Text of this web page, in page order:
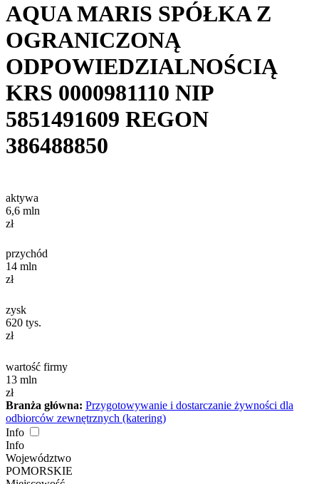
AQUA MARIS SPÓŁKA Z
OGRANICZONĄ
ODPOWIEDZIALNOŚCIĄ
KRS 0000981110 NIP
5851491609 REGON
386488850
aktywa
6,6 mln
zł
przychód
14 mln
zł
zysk
620 tys.
zł
wartość firmy
13 mln
zł
Branża główna: Przygotowywanie i dostarczanie żywności dla
odbiorców zewnętrznych (katering)
Info
Info
Województwo
POMORSKIE